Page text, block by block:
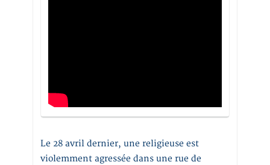
Le 28 avril dernier, une religieuse est
violemment agressée dans une rue de